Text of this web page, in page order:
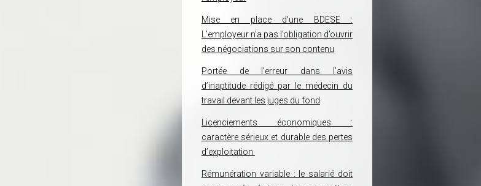
Mise en place d’une BDESE :
L’employeur n’a pas l’obligation d’ouvrir
des négociations sur son contenu
Portée de l’erreur dans l’avis
d’inaptitude rédigé par le médecin du
travail devant les juges du fond
Licenciements économiques :
caractère sérieux et durable des pertes
d’exploitation
Rémunération variable : le salarié doit